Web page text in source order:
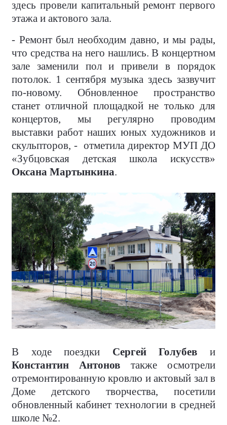
здесь провели капитальный ремонт первого
этажа и актового зала.
- Ремонт был необходим давно, и мы рады,
что средства на него нашлись. В концертном
зале заменили пол и привели в порядок
потолок. 1 сентября музыка здесь зазвучит
по-новому. Обновленное пространство
станет отличной площадкой не только для
концертов, мы регулярно проводим
выставки работ наших юных художников и
скульпторов, - отметила директор МУП ДО
«Зубцовская детская школа искусств»
Оксана Мартынкина.
В ходе поездки Сергей Голубев и
Константин Антонов также осмотрели
отремонтированную кровлю и актовый зал в
Доме детского творчества, посетили
обновленный кабинет технологии в средней
школе №2.